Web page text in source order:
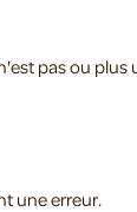
pas ou plus
une erreur.